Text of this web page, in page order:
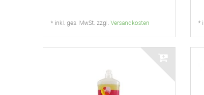
* inkl. ges. MwSt. zzgl. Versandkosten *